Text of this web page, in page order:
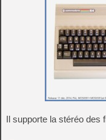
Il supporte la stéréo des